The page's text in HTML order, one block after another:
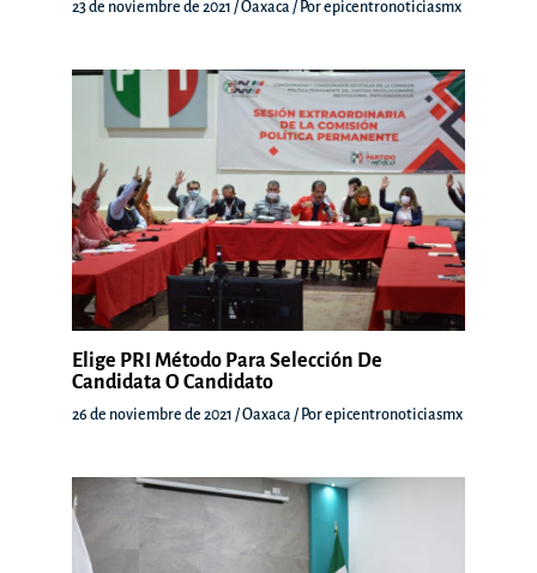
23 de noviembre de 2021 /Oaxaca / Porepicentronoticiasmx
Elige PRI Método Para Selección De
Candidata O Candidato
26 de noviembre de 2021 /Oaxaca / Porepicentronoticiasmx